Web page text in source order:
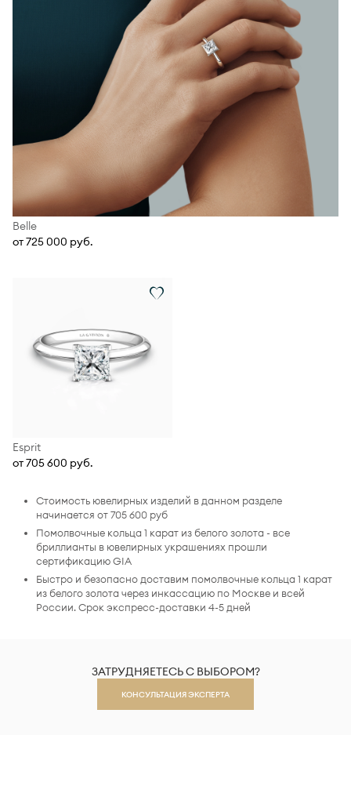
Belle
от 725 000 руб.
Esprit
от 705 600 руб.
Стоимость ювелирных изделий в данном разделе
начинается от 705 600 руб
Помолвочные кольца 1 карат из белого золота - все
бриллианты в ювелирных украшениях прошли
сертификацию GIA
Быстро и безопасно доставим помолвочные кольца 1 карат
из белого золота через инкассацию по Москве и всей
России. Срок экспресс-доставки 4-5 дней
ЗАТРУДНЯЕТЕСЬ С ВЫБОРОМ?
КОНСУЛЬТАЦИЯ ЭКСПЕРТА